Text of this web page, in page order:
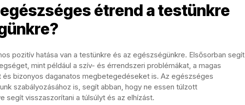
étrend a testünkre
pozitív hatása van a testünkre és az egészségünkre. Elsősorban segít
mint például a szív- és érrendszeri problémákat, a magas
bizonyos daganatos megbetegedéseket is. Az egészséges
szabályozásához is, segít abban, hogy ne essen túlzott
segít visszaszorítani a túlsúlyt és az elhízást.